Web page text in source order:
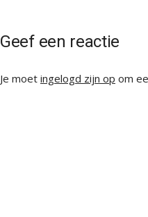
Geef een reactie
Je moet ingelogd zijn op om